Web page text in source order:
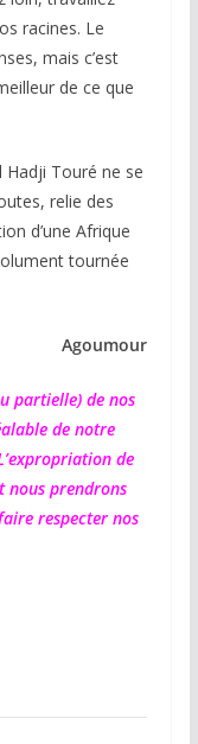
racines. Le
mais c’est
de ce que
Hadji Touré ne se
relie des
d’une Afrique
tournée
Agoumour
partielle) de nos
de notre
de
nous prendrons
respecter nos